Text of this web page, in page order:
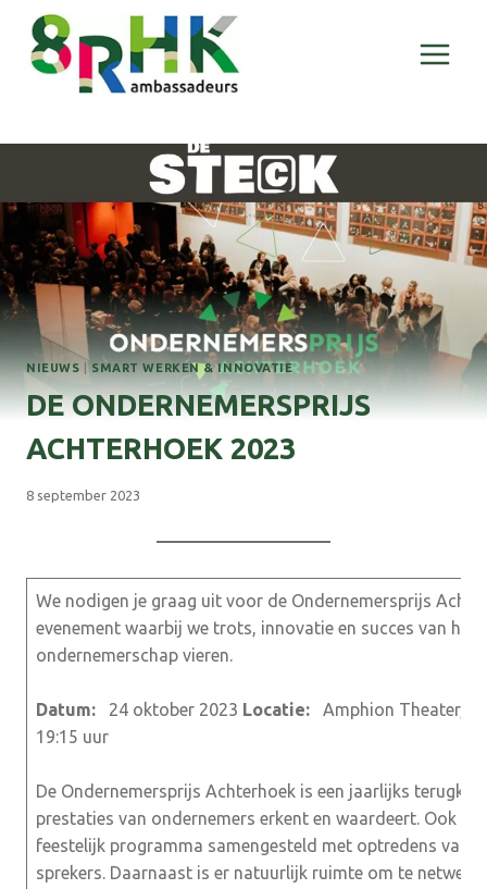
Doorgaan
naar
inhoud
NIEUWS SMART WERKEN & INNOVATIE
DE ONDERNEMERSPRIJS
ACHTERHOEK 2023
8 september 2023
We nodigen je graag uit voor de Ondernemersprijs
evenement waarbij we trots, innovatie en succes van het
ondernemerschap vieren.
Datum: 24 oktober 2023 Locatie: Amphion Theater,
19:15 uur
De Ondernemersprijs Achterhoek is een jaarlijks
prestaties van ondernemers erkent en waardeert. Ook dit
feestelijk programma samengesteld met optredens van
sprekers. Daarnaast is er natuurlijk ruimte om te